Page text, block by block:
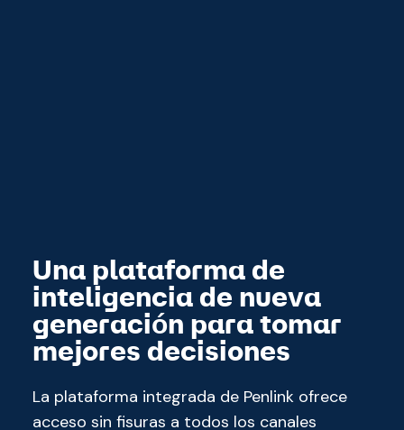
Una plataforma de
inteligencia de nueva
generación para tomar
mejores decisiones
La plataforma integrada de Penlink ofrece
acceso sin fisuras a todos los canales